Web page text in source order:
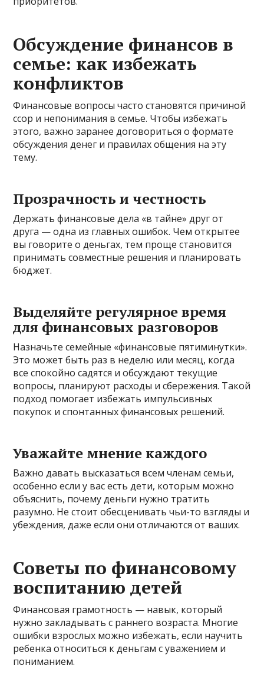
Обсуждение финансов в
семье: как избежать
конфликтов
Финансовые вопросы часто становятся причиной
ссор и непонимания в семье. Чтобы избежать
этого, важно заранее договориться о формате
обсуждения денег и правилах общения на эту
тему.
Прозрачность и честность
Держать финансовые дела «в тайне» друг от
друга — одна из главных ошибок. Чем открытее
вы говорите о деньгах, тем проще становится
принимать совместные решения и планировать
бюджет.
Выделяйте регулярное время
для финансовых разговоров
Назначьте семейные «финансовые пятиминутки».
Это может быть раз в неделю или месяц, когда
все спокойно садятся и обсуждают текущие
вопросы, планируют расходы и сбережения. Такой
подход помогает избежать импульсивных
покупок и спонтанных финансовых решений.
Уважайте мнение каждого
Важно давать высказаться всем членам семьи,
особенно если у вас есть дети, которым можно
объяснить, почему деньги нужно тратить
разумно. Не стоит обесценивать чьи-то взгляды и
убеждения, даже если они отличаются от ваших.
Советы по финансовому
воспитанию детей
Финансовая грамотность — навык, который
нужно закладывать с раннего возраста. Многие
ошибки взрослых можно избежать, если научить
ребенка относиться к деньгам с уважением и
пониманием.